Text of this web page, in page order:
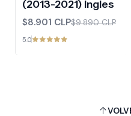
(2013-2021) Ingles
$8.901 CLP$9.890 CLP
5.0